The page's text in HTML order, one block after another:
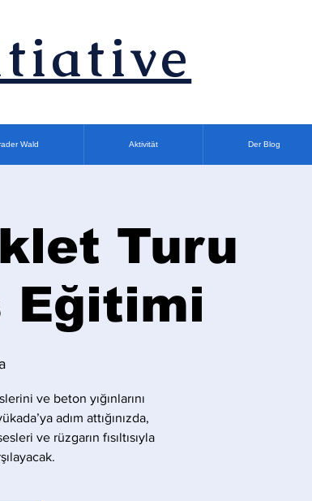
Wald Aktivität Der Blog
Turu
Eğitimi
ve beton yığınlarını
adım attığınızda,
ve rüzgarın fısıltısıyla